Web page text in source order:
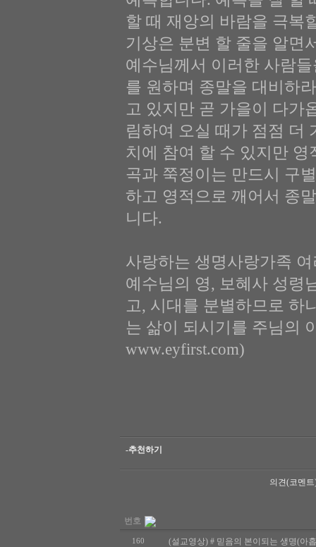
할 때 재앙의 바람을 극복
기상은 분변 할 줄을 알면
예수님께서 이러한 사람
를 원하며 종말을 대비하
고 있지만 곧 가을이 다가
림하여 오실 때가 점점 더
치에 참여 할 수 있지만
곡과 쭉정이는 만드시 구
하고 영적으로 깨어서 종
니다.
사랑하는 생명사랑가족
예수님의 영, 보혜사 성령
고, 시대를 분별하므로 하
는 삶이 되시기를 주님의
www.eyfirst.com)
-추천하기
의견(코멘
번호
160 (설교영상) # 믿음의 본이되는 생명(아